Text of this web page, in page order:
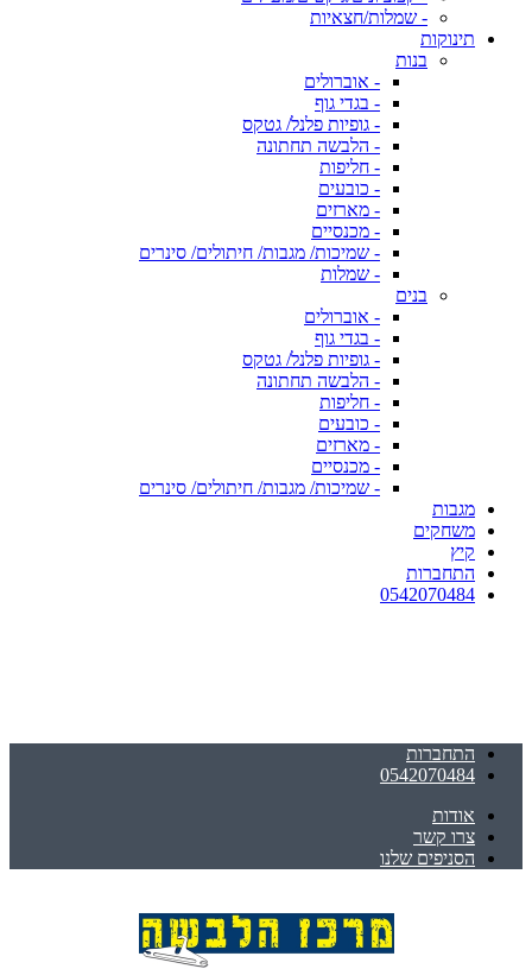
- שמלות/חצאיות
תינוקות
בנות
- אוברולים
- בגדי גוף
- גופיות פלנל/ גטקס
- הלבשה תחתונה
- חליפות
- כובעים
- מארזים
- מכנסיים
- שמיכות/ מגבות/ חיתולים/ סינרים
- שמלות
בנים
- אוברולים
- בגדי גוף
- גופיות פלנל/ גטקס
- הלבשה תחתונה
- חליפות
- כובעים
- מארזים
- מכנסיים
- שמיכות/ מגבות/ חיתולים/ סינרים
מגבות
משחקים
קיץ
התחברות
0542070484
התחברות
0542070484
אודות
צרו קשר
הסניפים שלנו